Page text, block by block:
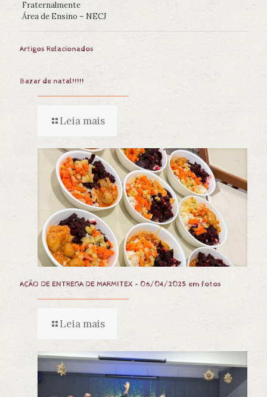
Fraternalmente
Área de Ensino – NECJ
Artigos Relacionados
Bazar de natal!!!!!
Leia mais
AÇÃO DE ENTREGA DE MARMITEX – 06/04/2025 em fotos
Leia mais